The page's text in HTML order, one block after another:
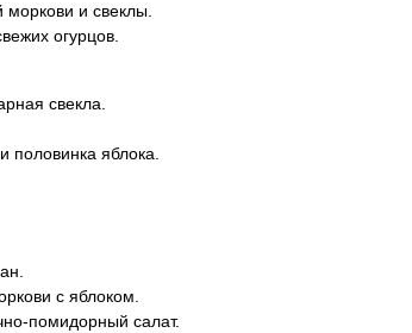
моркови и свеклы.
огурцов.
свекла.
половинка яблока.
с яблоком.
помидорный салат.